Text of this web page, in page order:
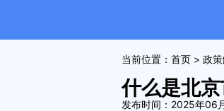
当前位置： 首页 > 政
什么是北
发布时间：2025年06